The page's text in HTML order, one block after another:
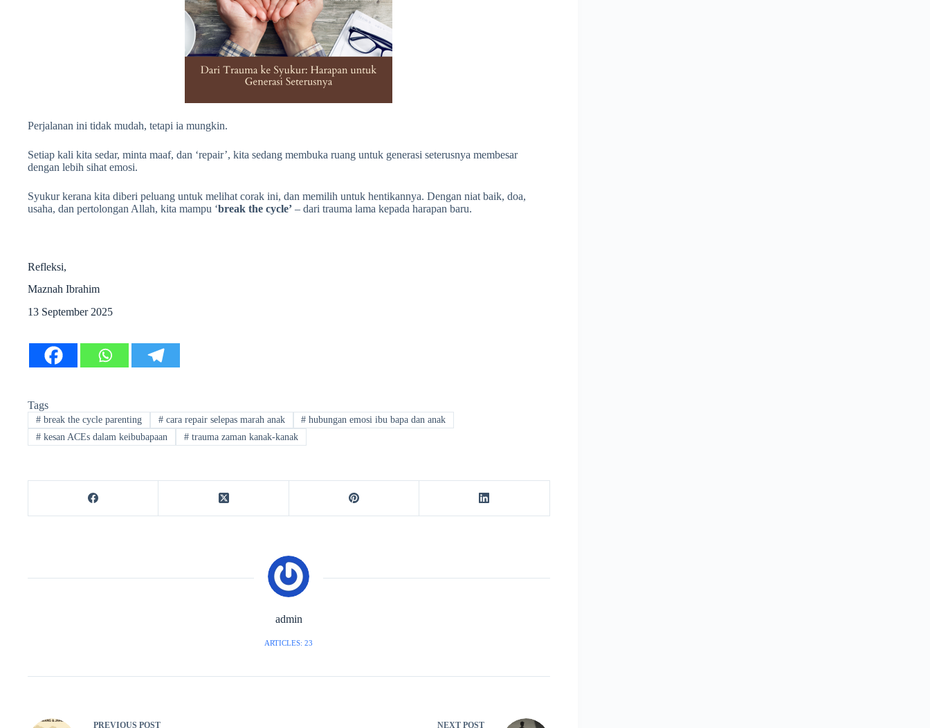
Perjalanan ini tidak mudah, tetapi ia mungkin.
Setiap kali kita sedar, minta maaf, dan ‘repair’, kita sedang membuka ruang untuk generasi seterusnya membesar
dengan lebih sihat emosi.
Syukur kerana kita diberi peluang untuk melihat corak ini, dan memilih untuk hentikannya. Dengan niat baik, doa,
usaha, dan pertolongan Allah, kita mampu ‘break the cycle’ – dari trauma lama kepada harapan baru.
Refleksi,
Maznah Ibrahim
13 September 2025
Tags
#break the cycle parenting #cara repair selepas marah anak # hubungan emosi ibu bapa dan anak
#kesan ACEs dalam keibubapaan #trauma zaman kanak-kanak
admin
ARTICLES: 23
PREVIOUS POST NEXT POST